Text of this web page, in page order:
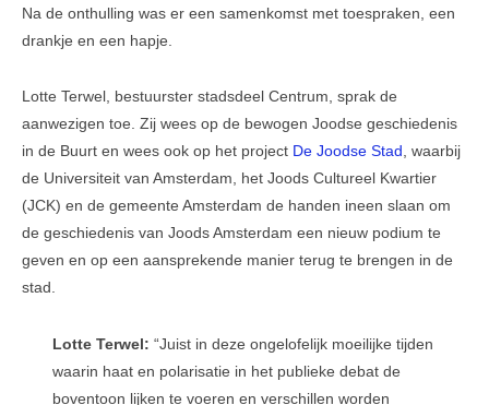
Na de onthulling was er een samenkomst met toespraken, een
drankje en een hapje.
Lotte Terwel, bestuurster stadsdeel Centrum, sprak de
aanwezigen toe. Zij wees op de bewogen Joodse geschiedenis
in de Buurt en wees ook op het project De Joodse Stad , waarbij
de Universiteit van Amsterdam, het Joods Cultureel Kwartier
(JCK) en de gemeente Amsterdam de handen ineen slaan om
de geschiedenis van Joods Amsterdam een nieuw podium te
geven en op een aansprekende manier terug te brengen in de
stad.
Lotte Terwel: “Juist in deze ongelofelijk moeilijke tijden
waarin haat en polarisatie in het publieke debat de
boventoon lijken te voeren en verschillen worden